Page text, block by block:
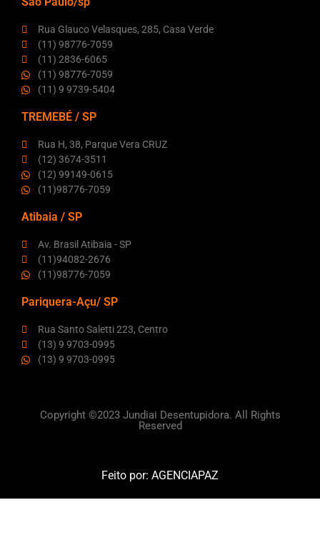
Rua Glauco Velasques, 285, Casa Verde
(11) 98776-7059
(11) 2836-6065
(11) 98776-7059
(11) 9 9739-5404
TREMEBÉ / SP
Rua H, 38, Parque Vera CRUZ
(12) 3674-3511
(12) 99149-0615
(11)98776-7059
Atibaia / SP
Av. Brasil Atibaia - SP
(11)94082-2676
(11)98776-7059
Pariquera-Açu/ SP
Rua Santo Saletti 223, Centro
(13) 9 9703-0995
(13) 9 9703-0995
Copyright ©2023 Jundiai Desentupidora. All Rights
Reserved
Feito por: AGENCIAPAZ